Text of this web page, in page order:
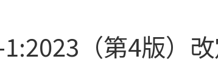
1:2023（第4版）